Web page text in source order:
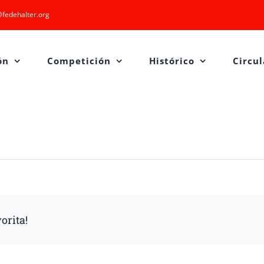
Competición Histórico